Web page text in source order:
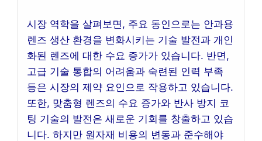
시장 역학을 살펴보면, 주요 동인으로는 안과용
렌즈 생산 환경을 변화시키는 기술 발전과 개인
화된 렌즈에 대한 수요 증가가 있습니다. 반면,
고급 기술 통합의 어려움과 숙련된 인력 부족
등은 시장의 제약 요인으로 작용하고 있습니다.
또한, 맞춤형 렌즈의 수요 증가와 반사 방지 코
팅 기술의 발전은 새로운 기회를 창출하고 있습
니다. 하지만 원자재 비용의 변동과 준수해야